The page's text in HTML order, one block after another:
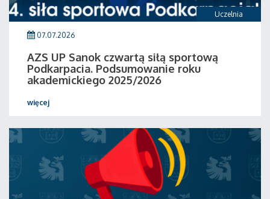
Uczelnia
07.07.2026
AZS UP Sanok czwartą siłą sportową
Podkarpacia. Podsumowanie roku
akademickiego 2025/2026
więcej